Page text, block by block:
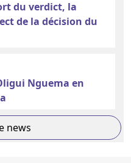
du verdict, la
de la décision du
Nguema en
news